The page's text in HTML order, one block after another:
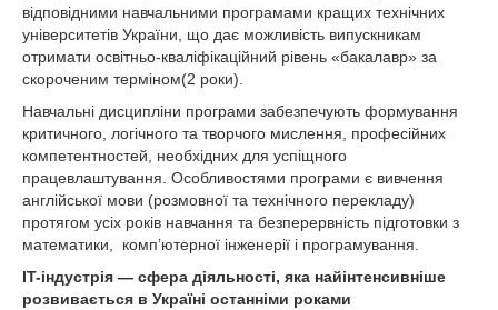
відповідними навчальними програмами кращих технічних
університетів України, що дає можливість випускникам
отримати освітньо-кваліфікаційний рівень «бакалавр» за
скороченим терміном(2 роки).
Навчальні дисципліни програми забезпечують формування
критичного, логічного та творчого мислення, професійних
компетентностей, необхідних для успіщного
працевлаштування. Особливостями програми є вивчення
англійської мови (розмовної та технічного перекладу)
протягом усіх років навчання та безперервність підготовки з
математики, комп’ютерної інженерії і програмування.
IT-індустрія — сфера діяльності, яка найінтенсивніше
розвивається в Україні останніми роками